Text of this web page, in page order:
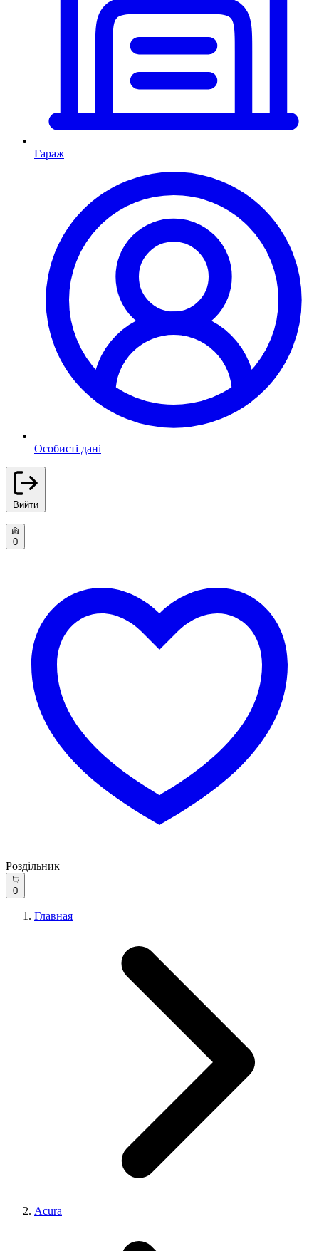
Гараж
Особисті дані
Вийти
0
Роздільник
0
Главная
Acura